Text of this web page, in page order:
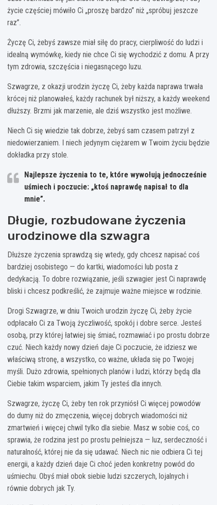
życie częściej mówiło Ci „proszę bardzo” niż „spróbuj jeszcze
raz”.
Życzę Ci, żebyś zawsze miał siłę do pracy, cierpliwość do ludzi i
idealną wymówkę, kiedy nie chce Ci się wychodzić z domu. A przy
tym zdrowia, szczęścia i niegasnącego luzu.
Szwagrze, z okazji urodzin życzę Ci, żeby każda naprawa trwała
krócej niż planowałeś, każdy rachunek był niższy, a każdy weekend
dłuższy. Brzmi jak marzenie, ale dziś wszystko jest możliwe.
Niech Ci się wiedzie tak dobrze, żebyś sam czasem patrzył z
niedowierzaniem. I niech jedynym ciężarem w Twoim życiu będzie
dokładka przy stole.
Najlepsze życzenia to te, które wywołują jednocześnie
uśmiech i poczucie: „ktoś naprawdę napisał to dla
mnie”.
Długie, rozbudowane życzenia
urodzinowe dla szwagra
Dłuższe życzenia sprawdzą się wtedy, gdy chcesz napisać coś
bardziej osobistego — do kartki, wiadomości lub posta z
dedykacją. To dobre rozwiązanie, jeśli szwagier jest Ci naprawdę
bliski i chcesz podkreślić, że zajmuje ważne miejsce w rodzinie.
Drogi Szwagrze, w dniu Twoich urodzin życzę Ci, żeby życie
odpłacało Ci za Twoją życzliwość, spokój i dobre serce. Jesteś
osobą, przy której łatwiej się śmiać, rozmawiać i po prostu dobrze
czuć. Niech każdy nowy dzień daje Ci poczucie, że idziesz we
właściwą stronę, a wszystko, co ważne, układa się po Twojej
myśli. Dużo zdrowia, spełnionych planów i ludzi, którzy będą dla
Ciebie takim wsparciem, jakim Ty jesteś dla innych.
Szwagrze, życzę Ci, żeby ten rok przyniósł Ci więcej powodów
do dumy niż do zmęczenia, więcej dobrych wiadomości niż
zmartwień i więcej chwil tylko dla siebie. Masz w sobie coś, co
sprawia, że rodzina jest po prostu pełniejsza — luz, serdeczność i
naturalność, której nie da się udawać. Niech nic nie odbiera Ci tej
energii, a każdy dzień daje Ci choć jeden konkretny powód do
uśmiechu. Obyś miał obok siebie ludzi szczerych, lojalnych i
równie dobrych jak Ty.